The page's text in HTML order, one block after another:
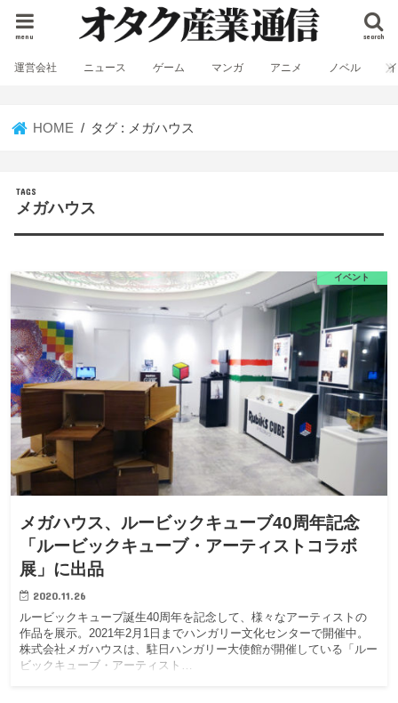
search
menu
運営会社 ニュース ゲーム マンガ アニメ ノベル
HOME タグ : メガハウス
メガハウス
イベント
メガハウス、ルービックキューブ40周年記念
「ルービックキューブ・アーティストコラボ
展」に出品
2020.11.26
ルービックキューブ誕生40周年を記念して、様々なアーティストの
作品を展示。2021年2月1日までハンガリー文化センターで開催中。
株式会社メガハウスは、駐日ハンガリー大使館が開催している「ルー
ビックキューブ・アーティスト…